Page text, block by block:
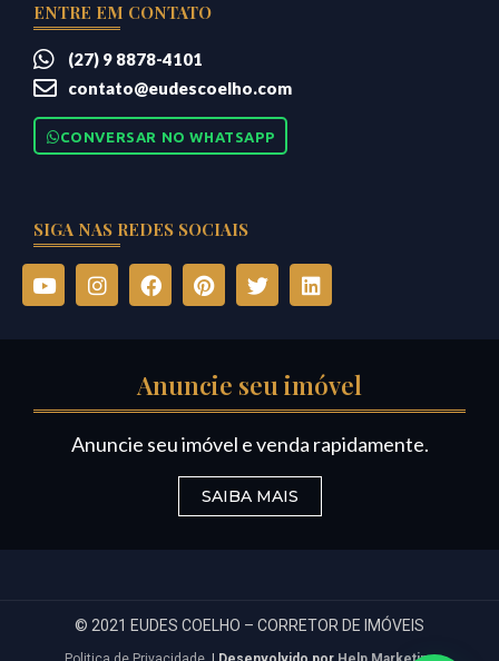
ENTRE EM CONTATO
(27) 9 8878-4101
contato@eudescoelho.com
CONVERSAR NO WHATSAPP
SIGA NAS REDES SOCIAIS
Anuncie seu imóvel
Anuncie seu imóvel e venda rapidamente.
SAIBA MAIS
© 2021 EUDES COELHO – CORRETOR DE IMÓVEIS